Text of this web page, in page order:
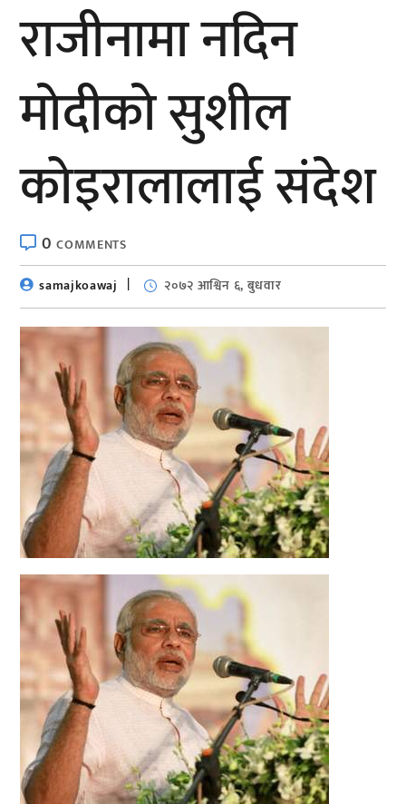
राजीनामा नदिन
माेदीकाे सुशील
कोइरालालाई संदेश
0COMMENTS
samajkoawaj
२०७२ आश्विन ६, बुधवार